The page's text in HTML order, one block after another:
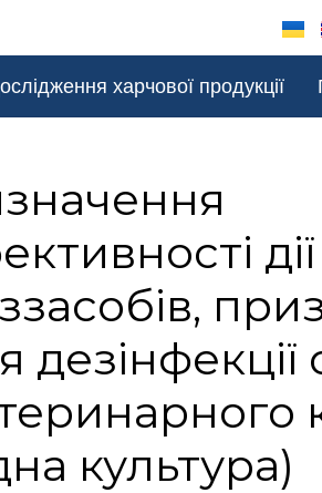
харчової продукції
дії
дезінфекції
культура)